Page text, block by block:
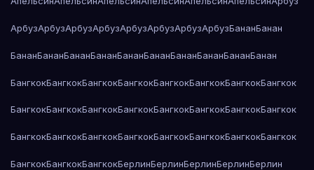
АрбузАрбузАрбузАрбузАрбузАрбузАрбузАрбузБананБанан
БананБананБананБананБананБананБананБананБананБанан
БангкокБангкокБангкокБангкокБангкокБангкокБангкокБангкок
БангкокБангкокБангкокБангкокБангкокБангкокБангкокБангкок
БангкокБангкокБангкокБангкокБангкокБангкокБангкокБангкок
БангкокБангкокБангкокБерлинБерлинБерлинБерлинБерлин